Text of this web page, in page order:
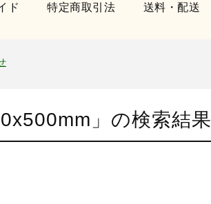
ド 特定商取引法 送料・配送
いたしました。 」の検索結果